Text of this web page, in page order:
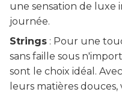
une sensation de luxe
journée.
Strings : Pour une
sans faille sous
sont le choix idéal.
leurs matières